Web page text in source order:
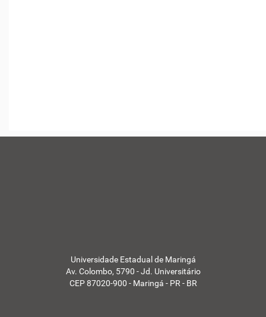
Universidade Estadual de Maringá
Av. Colombo, 5790 - Jd. Universitário
CEP 87020-900 - Maringá - PR - BR